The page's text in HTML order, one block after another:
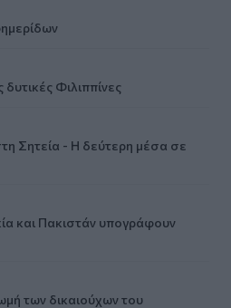
Φιλιππίνες
Σητεία - Η δεύτερη μέσα σε
και Πακιστάν υπογράφουν
των δικαιούχων του